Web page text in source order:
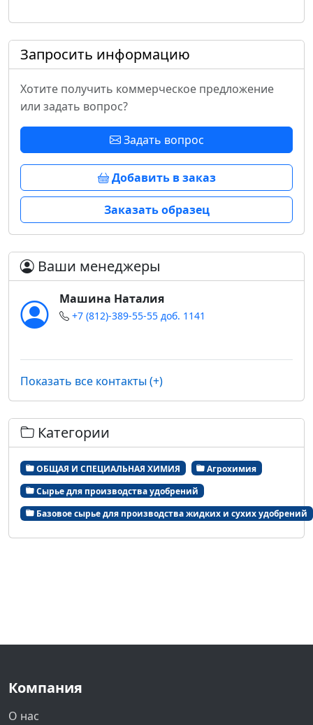
Запросить информацию
Хотите получить коммерческое предложение
или задать вопрос?
Задать вопрос
Добавить в заказ
Заказать образец
Ваши менеджеры
Машина Наталия
+7 (812)-389-55-55 доб. 1141
Показать все контакты (+)
Категории
ОБЩАЯ И СПЕЦИАЛЬНАЯ ХИМИЯ
Агрохимия
Сырье для производства удобрений
Базовое сырье для производства жидких и сухих удобрений
Компания
О нас